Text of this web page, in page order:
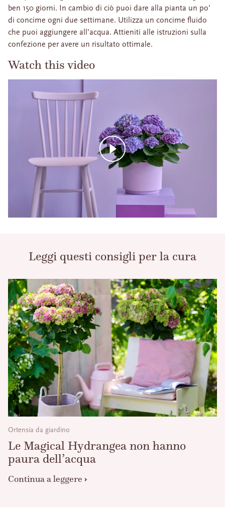
ben 150 giorni. In cambio di ciò puoi dare alla pianta un po’
di concime ogni due settimane. Utilizza un concime fluido
che puoi aggiungere all’acqua. Attieniti alle istruzioni sulla
confezione per avere un risultato ottimale.
Watch this video
Leggi questi consigli per la cura
Ortensia da giardino
Le Magical Hydrangea non hanno
paura dell’acqua
Continua a leggere